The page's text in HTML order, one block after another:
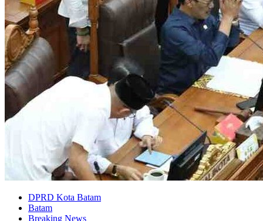
DPRD Kota Batam
Batam
Breaking News